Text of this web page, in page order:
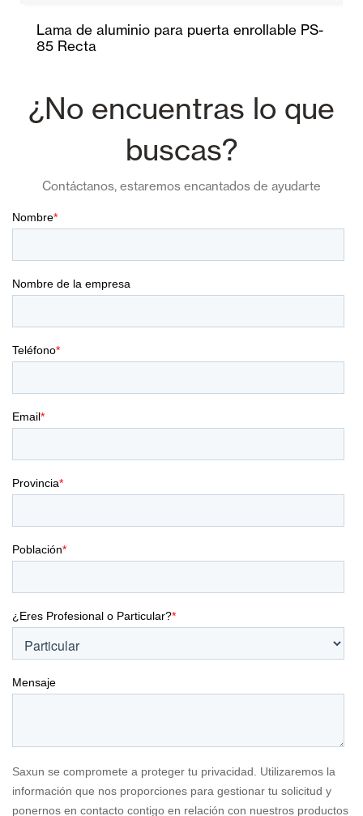
Lama de aluminio para puerta enrollable PS-
85 Recta
¿No encuentras lo que
buscas?
Contáctanos, estaremos encantados de ayudarte